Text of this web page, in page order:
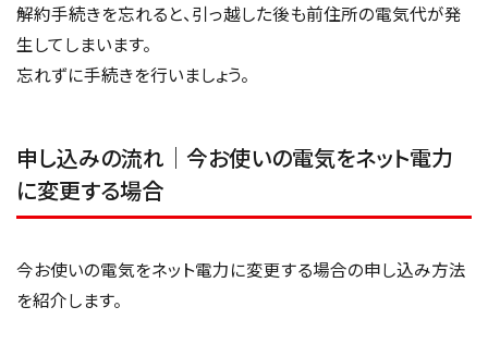
解約手続きを忘れると、引っ越した後も前住所の電気代が発
生してしまいます。
忘れずに手続きを行いましょう。
申し込みの流れ｜今お使いの電気をネット電力
に変更する場合
今お使いの電気をネット電力に変更する場合の申し込み方法
を紹介します。